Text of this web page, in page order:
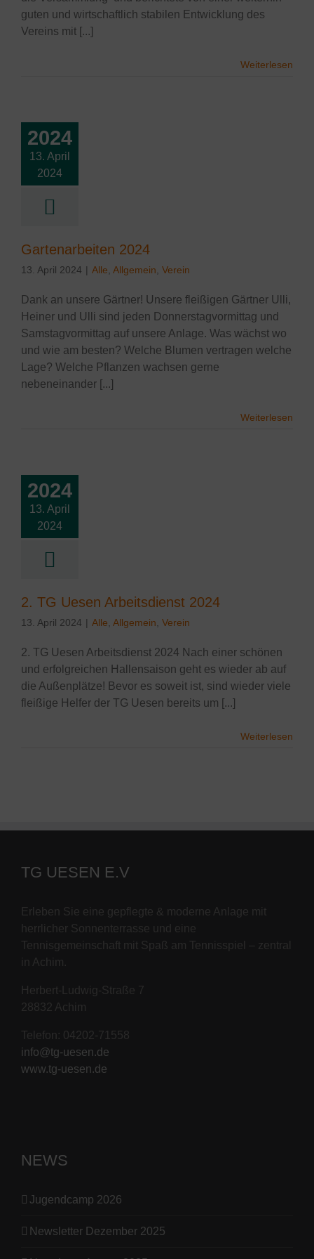
guten und wirtschaftlich stabilen Entwicklung des
Vereins mit [...]
Weiterlesen
2024
13. April
2024
2024
Gartenarbeiten 2024
13. April 2024 | Alle Allgemein Verein
Dank an unsere Gärtner! Unsere fleißigen Gärtner Ulli,
Heiner und Ulli sind jeden Donnerstagvormittag und
Samstagvormittag auf unsere Anlage. Was wächst wo
und wie am besten? Welche Blumen vertragen welche
Lage? Welche Pflanzen wachsen gerne
nebeneinander [...]
Weiterlesen
2024
13. April
2024
Uesen
2024
Verein
2. TG Uesen Arbeitsdienst 2024
13. April 2024 | Alle Allgemein Verein
2. TG Uesen Arbeitsdienst 2024 Nach einer schönen
und erfolgreichen Hallensaison geht es wieder ab auf
die Außenplätze! Bevor es soweit ist, sind wieder viele
fleißige Helfer der TG Uesen bereits um [...]
Weiterlesen
TG UESEN E.V
Erleben Sie eine gepflegte & moderne Anlage mit
herrlicher Sonnenterrasse und eine
Tennisgemeinschaft mit Spaß am Tennisspiel – zentral
in Achim.
Herbert-Ludwig-Straße 7
28832 Achim
Telefon: 04202-71558
info@tg-uesen.de
www.tg-uesen.de
NEWS
Jugendcamp 2026
Newsletter Dezember 2025